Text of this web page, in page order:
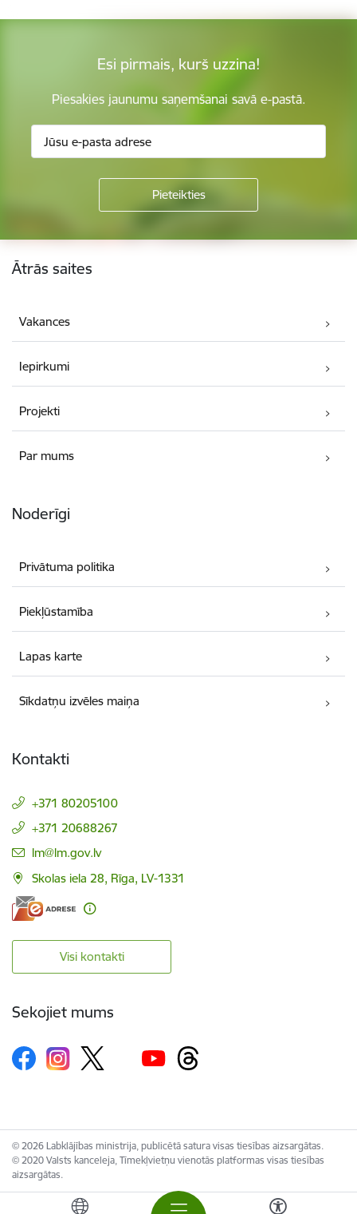
Esi pirmais, kurš uzzina!
Piesakies jaunumu saņemšanai savā e-pastā.
Kājene
Ātrās saites
Vakances
Iepirkumi
Projekti
Par mums
Noderīgi
Privātuma politika
Piekļūstamība
Lapas karte
Sīkdatņu izvēles maiņa
Kontakti
+371 80205100
+371 20688267
E-pasts:
lm@lm.gov.lv
Skolas iela 28, Rīga, LV-1331
Visi kontakti
Sekojiet mums
© 2026 Labklājības ministrija, publicētā satura visas tiesības aizsargātas.
© 2020 Valsts kanceleja, Tīmekļvietņu vienotās platformas visas tiesības
aizsargātas.